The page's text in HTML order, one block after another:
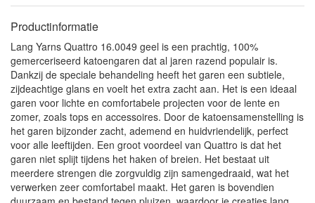
Productinformatie
Lang Yarns Quattro 16.0049 geel is een prachtig, 100%
gemerceriseerd katoengaren dat al jaren razend populair is.
Dankzij de speciale behandeling heeft het garen een subtiele,
zijdeachtige glans en voelt het extra zacht aan. Het is een ideaal
garen voor lichte en comfortabele projecten voor de lente en
zomer, zoals tops en accessoires. Door de katoensamenstelling is
het garen bijzonder zacht, ademend en huidvriendelijk, perfect
voor alle leeftijden. Een groot voordeel van Quattro is dat het
garen niet splijt tijdens het haken of breien. Het bestaat uit
meerdere strengen die zorgvuldig zijn samengedraaid, wat het
verwerken zeer comfortabel maakt. Het garen is bovendien